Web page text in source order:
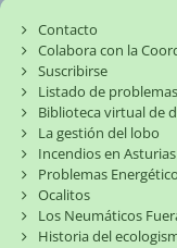
Contacto
Colabora con la
Suscribirse
Listado de
Biblioteca virtual de
La gestión del lobo
Incendios en Asturias
Problemas
Ocalitos
Los Neumáticos
Historia del